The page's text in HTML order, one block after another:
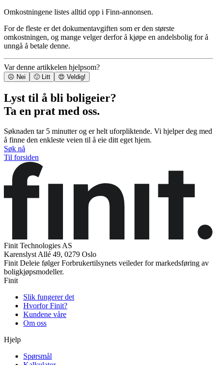
Omkostningene listes alltid opp i Finn-annonsen.
For de fleste er det dokumentavgiften som er den største
omkostningen, og mange velger derfor å kjøpe en andelsbolig for å
unngå å betale denne.
Var denne artikkelen hjelpsom?
☹️ Nei 🙂 Litt 😍 Veldig!
Lyst til å bli boligeier?
Ta en prat med oss.
Søknaden tar 5 minutter og er helt uforpliktende. Vi hjelper deg med
å finne den enkleste veien til å eie ditt eget hjem.
Søk nå
Til forsiden
Finit Technologies AS
Karenslyst Allé 49, 0279 Oslo
Finit Deleie følger Forbrukertilsynets veileder for markedsføring av
boligkjøpsmodeller.
Finit
Slik fungerer det
Hvorfor Finit?
Kundene våre
Om oss
Hjelp
Spørsmål